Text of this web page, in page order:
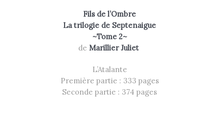
Fils de l’Ombre
La trilogie de Septenaigue
~Tome 2~
de Marillier Juliet
L’Atalante
Première partie : 333 pages
Seconde partie : 374 pages